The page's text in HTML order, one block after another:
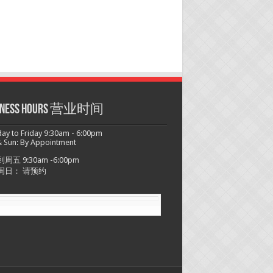
hours 营业时间
to Friday 9:30am - 6:00pm
Sun: By Appointment
周五 9:30am -6:00pm
日： 请预约